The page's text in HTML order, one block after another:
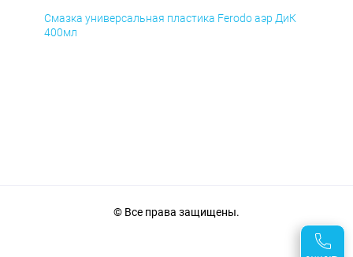
Смазка универсальная пластика Ferodo аэр ДиК
400мл
© Все права защищены.